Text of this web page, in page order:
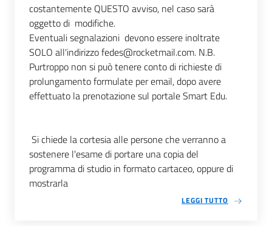
costantemente QUESTO avviso, nel caso sarà
oggetto di modifiche.
Eventuali segnalazioni devono essere inoltrate
SOLO all'indirizzo fedes@rocketmail.com. N.B.
Purtroppo non si può tenere conto di richieste di
prolungamento formulate per email, dopo avere
effettuato la prenotazione sul portale Smart Edu.
Si chiede la cortesia alle persone che verranno a
sostenere l'esame di portare una copia del
programma di studio in formato cartaceo, oppure di
mostrarla
LEGGI TUTTO